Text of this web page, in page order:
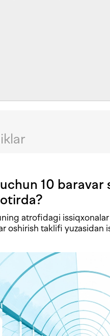
10
atrofidagi
oshirish taklifi yuzasidan